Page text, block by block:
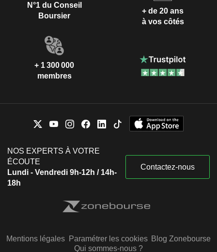
N°1 du Conseil
Boursier
+ de 20 ans
à vos côtés
+ 1 300 000
membres
NOS EXPERTS À VOTRE
ÉCOUTE
Lundi - Vendredi 9h-12h / 14h-
18h
Contactez-nous
Mentions légales Paramétrer les cookies Blog Zonebourse
Qui sommes-nous ?